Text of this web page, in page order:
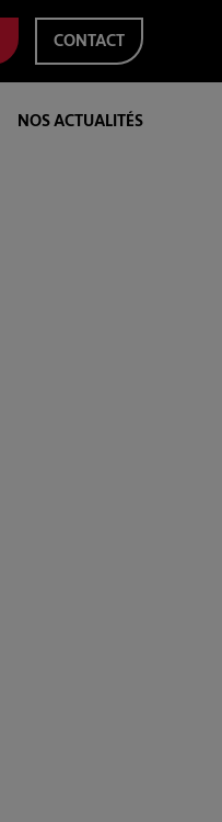
CONTACT
NOS ACTUALITÉS